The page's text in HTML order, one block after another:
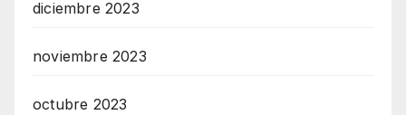
diciembre 2023
noviembre 2023
octubre 2023